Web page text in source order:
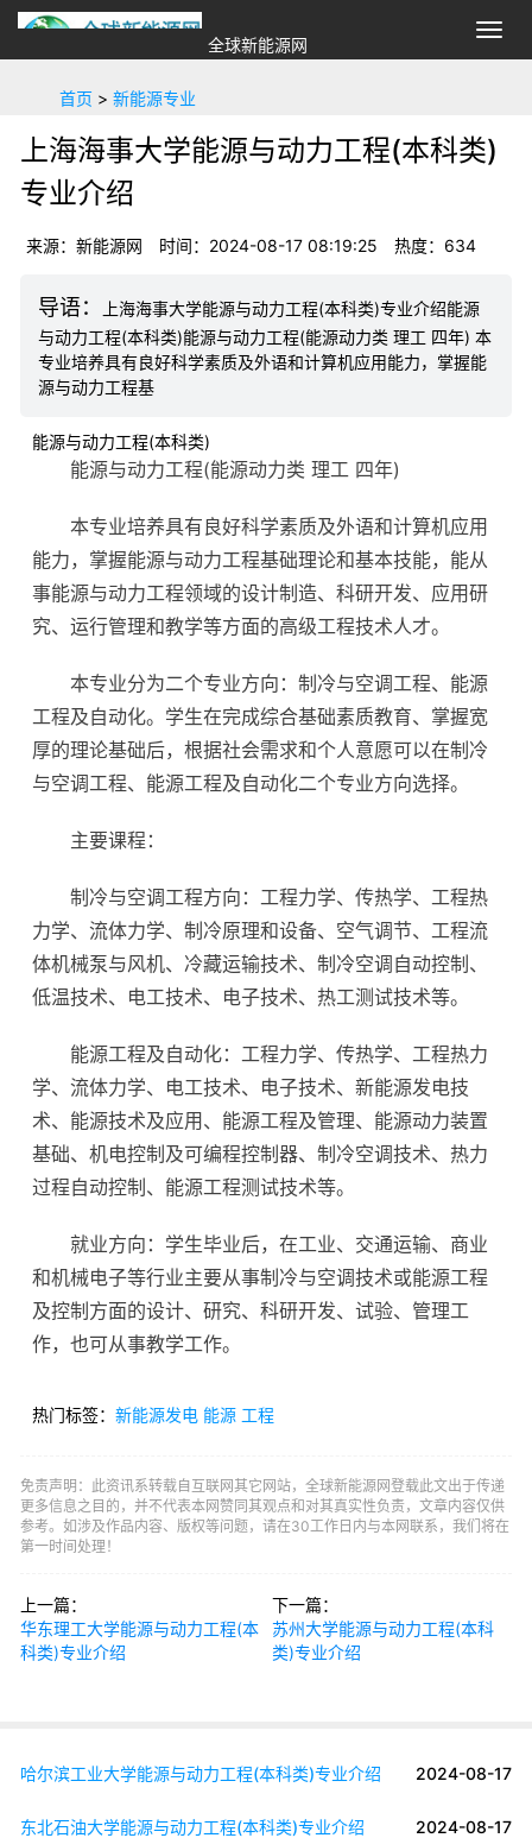
切
换
全球新能源网
首页 > 新能源专业
上海海事大学能源与动力工程(本科类)
专业介绍
来源：新能源网 时间：2024-08-17 08:19:25 热度： 634
上海海事大学能源与动力工程(本科类)专业介绍能源
与动力工程(本科类)能源与动力工程(能源动力类 理工 四年) 本
专业培养具有良好科学素质及外语和计算机应用能力，掌握能
源与动力工程基
能源与动力工程(本科类)
能源与动力工程(能源动力类 理工 四年)
本专业培养具有良好科学素质及外语和计算机应用
能力，掌握能源与动力工程基础理论和基本技能，能从
事能源与动力工程领域的设计制造、科研开发、应用研
究、运行管理和教学等方面的高级工程技术人才。
本专业分为二个专业方向：制冷与空调工程、能源
工程及自动化。学生在完成综合基础素质教育、掌握宽
厚的理论基础后，根据社会需求和个人意愿可以在制冷
与空调工程、能源工程及自动化二个专业方向选择。
主要课程：
制冷与空调工程方向：工程力学、传热学、工程热
力学、流体力学、制冷原理和设备、空气调节、工程流
体机械泵与风机、冷藏运输技术、制冷空调自动控制、
低温技术、电工技术、电子技术、热工测试技术等。
能源工程及自动化：工程力学、传热学、工程热力
学、流体力学、电工技术、电子技术、新能源发电技
术、能源技术及应用、能源工程及管理、能源动力装置
基础、机电控制及可编程控制器、制冷空调技术、热力
过程自动控制、能源工程测试技术等。
就业方向：学生毕业后，在工业、交通运输、商业
和机械电子等行业主要从事制冷与空调技术或能源工程
及控制方面的设计、研究、科研开发、试验、管理工
作，也可从事教学工作。
热门标签： 新能源发电 能源 工程
免责声明：此资讯系转载自互联网其它网站，全球新能源网登载此文出于传递
更多信息之目的，并不代表本网赞同其观点和对其真实性负责，文章内容仅供
参考。如涉及作品内容、版权等问题，请在30工作日内与本网联系，我们将在
第一时间处理！
上一篇：
华东理工大学能源与动力工程(本
科类)专业介绍
下一篇：
苏州大学能源与动力工程(本科
类)专业介绍
哈尔滨工业大学能源与动力工程(本科类)专业介绍 2024-08-17
东北石油大学能源与动力工程(本科类)专业介绍 2024-08-17